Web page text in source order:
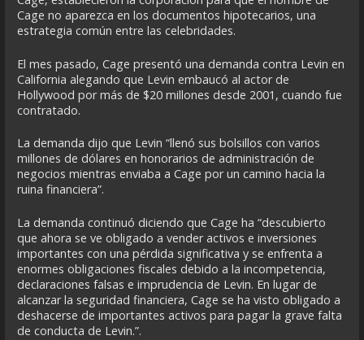
Cage no aparezca en los documentos hipotecarios, una
estrategia común entre las celebridades.
El mes pasado, Cage presentó una demanda contra Levin en
California alegando que Levin embaucó al actor de
Hollywood por más de $20 millones desde 2001, cuando fue
contratado.
La demanda dijo que Levin “llenó sus bolsillos con varios
millones de dólares en honorarios de administración de
negocios mientras enviaba a Cage por un camino hacia la
ruina financiera”.
La demanda continuó diciendo que Cage ha “descubierto
que ahora se ve obligado a vender activos e inversiones
importantes con una pérdida significativa y se enfrenta a
enormes obligaciones fiscales debido a la incompetencia,
declaraciones falsas e imprudencia de Levin. En lugar de
alcanzar la seguridad financiera, Cage se ha visto obligado a
deshacerse de importantes activos para pagar la grave falta
de conducta de Levin.”.